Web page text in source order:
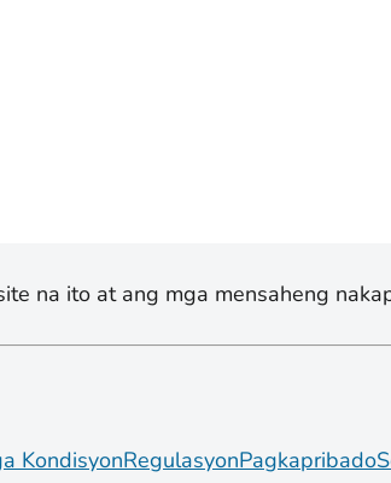
na ito at ang mga mensaheng
KondisyonRegulasyonPagkapribado